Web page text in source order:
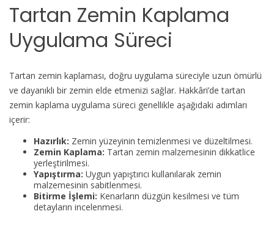
Tartan Zemin Kaplama
Uygulama Süreci
Tartan zemin kaplaması, doğru uygulama süreciyle uzun ömürlü
ve dayanıklı bir zemin elde etmenizi sağlar. Hakkâri’de tartan
zemin kaplama uygulama süreci genellikle aşağıdaki adımları
içerir:
Hazırlık: Zemin yüzeyinin temizlenmesi ve düzeltilmesi.
Zemin Kaplama: Tartan zemin malzemesinin dikkatlice
yerleştirilmesi.
Yapıştırma: Uygun yapıştırıcı kullanılarak zemin
malzemesinin sabitlenmesi.
Bitirme İşlemi: Kenarların düzgün kesilmesi ve tüm
detayların incelenmesi.